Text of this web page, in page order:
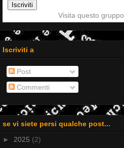
Visita questo gruppo
Iscriviti a
Post
Commenti
se vi siete persi qualche post...
► 2025 (2)